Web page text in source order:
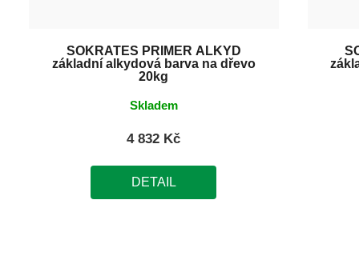
SOKRATES PRIMER ALKYD
základní alkydová barva na dřevo
20kg
Skladem
4 832 Kč
DETAIL